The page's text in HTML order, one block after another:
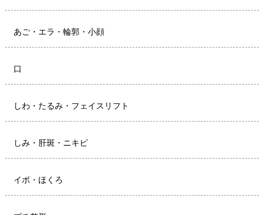
あご・エラ・輪郭・小顔
口
しわ・たるみ・フェイスリフト
しみ・肝斑・ニキビ
イボ・ほくろ